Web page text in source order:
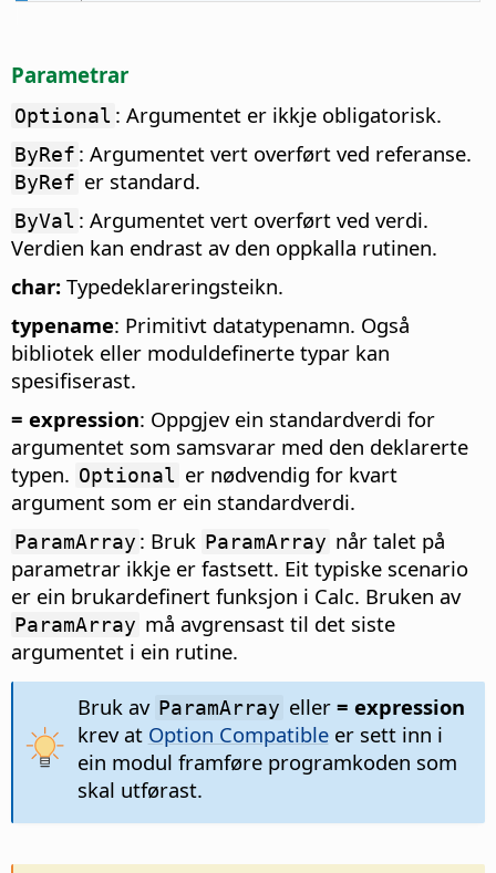
Parametrar
Optional : Argumentet er ikkje obligatorisk.
ByRef : Argumentet vert overført ved referanse.
ByRef er standard.
ByVal : Argumentet vert overført ved verdi.
Verdien kan endrast av den oppkalla rutinen.
char: Typedeklareringsteikn.
typename: Primitivt datatypenamn. Også
bibliotek eller moduldefinerte typar kan
spesifiserast.
= expression: Oppgjev ein standardverdi for
argumentet som samsvarar med den deklarerte
typen. Optional er nødvendig for kvart
argument som er ein standardverdi.
ParamArray : Bruk ParamArray når talet på
parametrar ikkje er fastsett. Eit typiske scenario
er ein brukardefinert funksjon i Calc. Bruken av
ParamArray må avgrensast til det siste
argumentet i ein rutine.
Bruk av ParamArray eller = expression
krev at Option Compatibleer sett inn i
ein modul framføre programkoden som
skal utførast.